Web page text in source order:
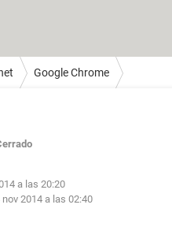
Google Chrome
a las 20:20
nov 2014 a las 02:40